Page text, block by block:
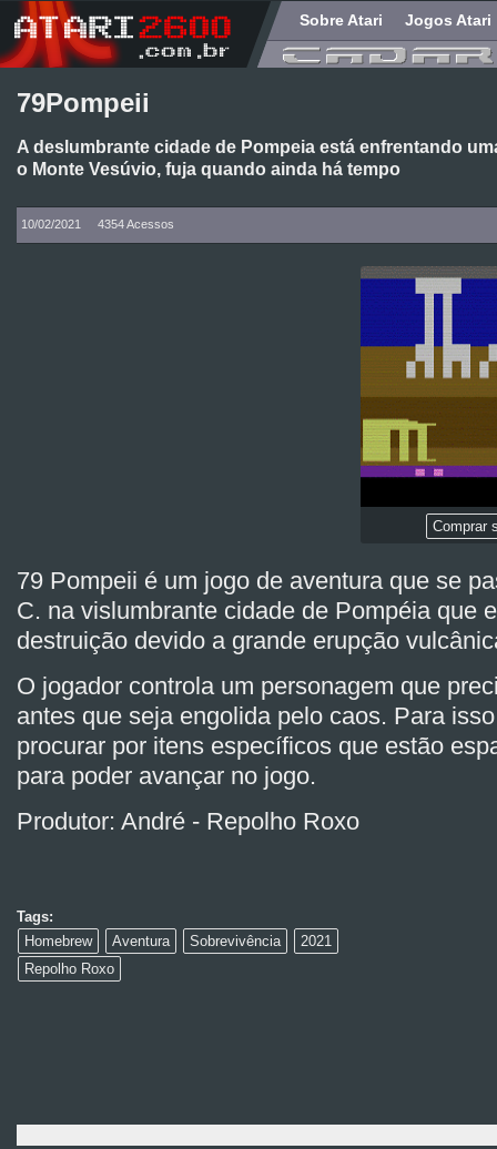
Sobre Atari Jogos Atari
79Pompeii
A deslumbrante cidade de Pompeia está enfrentando
o Monte Vesúvio, fuja quando ainda há tempo
10/02/2021 4354 Acessos
Comprar
79 Pompeii é um jogo de aventura que se
C. na vislumbrante cidade de Pompéia que
destruição devido a grande erupção
O jogador controla um personagem que
antes que seja engolida pelo caos. Para
procurar por itens específicos que estão
para poder avançar no jogo.
Produtor: André - Repolho Roxo
Tags:
Homebrew
Aventura Sobrevivência
2021
Repolho Roxo